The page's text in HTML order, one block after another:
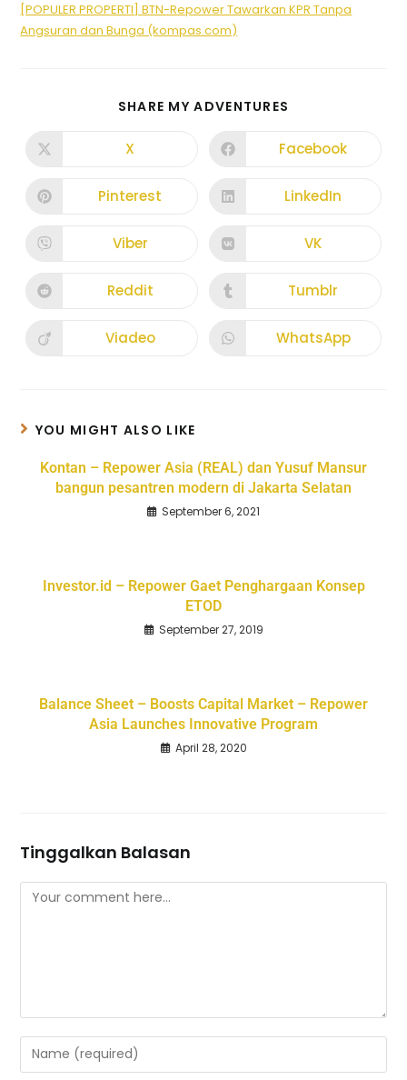
[POPULER PROPERTI] BTN-Repower Tawarkan KPR Tanpa
Angsuran dan Bunga (kompas.com)
SHARE MY ADVENTURES
X Facebook
Pinterest LinkedIn
Viber VK
Reddit Tumblr
Viadeo WhatsApp
YOU MIGHT ALSO LIKE
Kontan – Repower Asia (REAL) dan Yusuf Mansur
bangun pesantren modern di Jakarta Selatan
September 6, 2021
Investor.id – Repower Gaet Penghargaan Konsep
ETOD
September 27, 2019
Balance Sheet – Boosts Capital Market – Repower
Asia Launches Innovative Program
April 28, 2020
Tinggalkan Balasan